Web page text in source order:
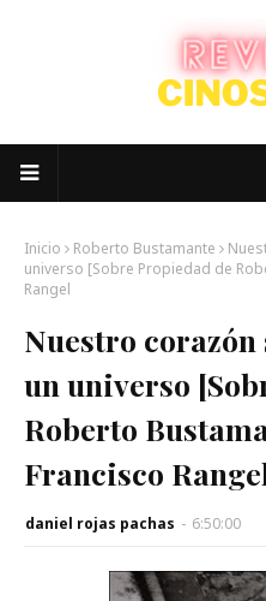
Inicio Roberto Bustamante
universo [Sobre Propiedad de
Rangel
Nuestro corazón
un universo
Roberto
Francisco
daniel rojas pachas - 6:50:00